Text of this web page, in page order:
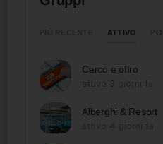
ATTIVO
Cerco e offro
Alberghi & Resort